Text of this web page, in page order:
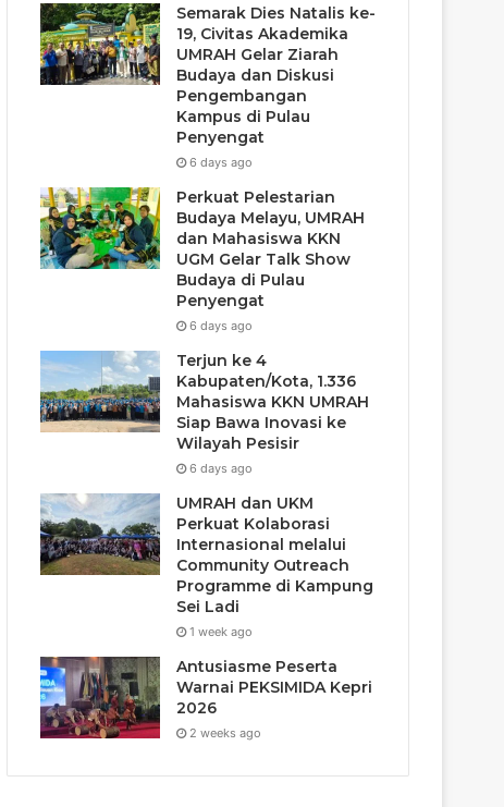
Semarak Dies Natalis ke-
19, Civitas Akademika
UMRAH Gelar Ziarah
Budaya dan Diskusi
Pengembangan
Kampus di Pulau
Penyengat
6 days ago
Perkuat Pelestarian
Budaya Melayu, UMRAH
dan Mahasiswa KKN
UGM Gelar Talk Show
Budaya di Pulau
Penyengat
6 days ago
Terjun ke 4
Kabupaten/Kota, 1.336
Mahasiswa KKN UMRAH
Siap Bawa Inovasi ke
Wilayah Pesisir
6 days ago
UMRAH dan UKM
Perkuat Kolaborasi
Internasional melalui
Community Outreach
Programme di Kampung
Sei Ladi
1 week ago
Antusiasme Peserta
Warnai PEKSIMIDA Kepri
2026
2 weeks ago